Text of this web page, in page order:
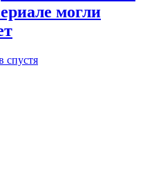
могли
спустя